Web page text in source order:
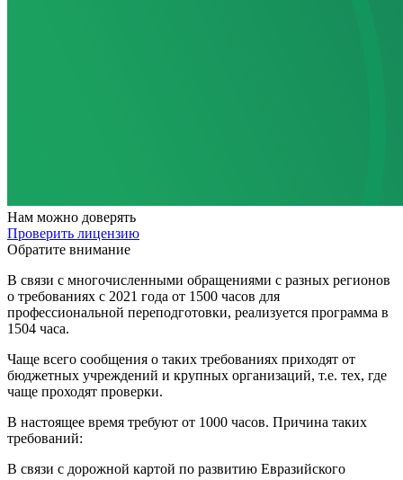
Нам можно доверять
Проверить лицензию
Обратите внимание
В связи с многочисленными обращениями с разных регионов
о требованиях с 2021 года от 1500 часов для
профессиональной переподготовки, реализуется программа в
1504 часа.
Чаще всего сообщения о таких требованиях приходят от
бюджетных учреждений и крупных организаций, т.е. тех, где
чаще проходят проверки.
В настоящее время требуют от 1000 часов. Причина таких
требований:
В связи с дорожной картой по развитию Евразийского